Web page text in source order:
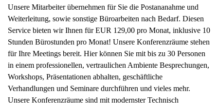
Unsere Mitarbeiter übernehmen für Sie die Postananahme und
Weiterleitung, sowie sonstige Büroarbeiten nach Bedarf. Diesen
Service bieten wir Ihnen für EUR 129,00 pro Monat, inklusive 10
Stunden Bürostunden pro Monat! Unsere Konferenzräume stehen
für Ihre Meetings bereit. Hier können Sie mit bis zu 30 Personen
in einem professionellen, vertraulichen Ambiente Besprechungen,
Workshops, Präsentationen abhalten, geschäftliche
Verhandlungen und Seminare durchführen und vieles mehr.
Unsere Konferenzräume sind mit modernster Technisch